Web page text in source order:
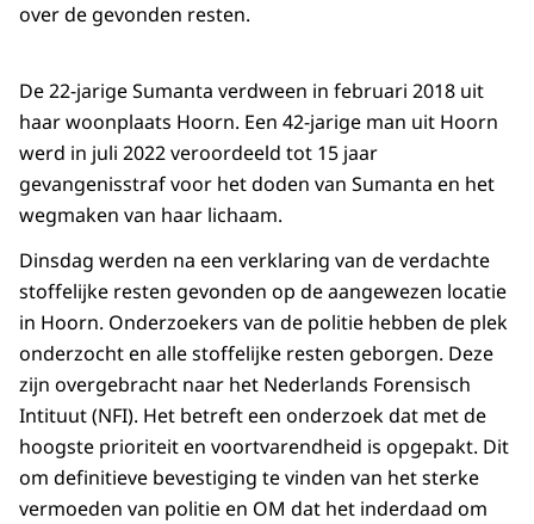
over de gevonden resten.
De 22-jarige Sumanta verdween in februari 2018 uit
haar woonplaats Hoorn. Een 42-jarige man uit Hoorn
werd in juli 2022 veroordeeld tot 15 jaar
gevangenisstraf voor het doden van Sumanta en het
wegmaken van haar lichaam.
Dinsdag werden na een verklaring van de verdachte
stoffelijke resten gevonden op de aangewezen locatie
in Hoorn. Onderzoekers van de politie hebben de plek
onderzocht en alle stoffelijke resten geborgen. Deze
zijn overgebracht naar het Nederlands Forensisch
Intituut (NFI). Het betreft een onderzoek dat met de
hoogste prioriteit en voortvarendheid is opgepakt. Dit
om definitieve bevestiging te vinden van het sterke
vermoeden van politie en OM dat het inderdaad om